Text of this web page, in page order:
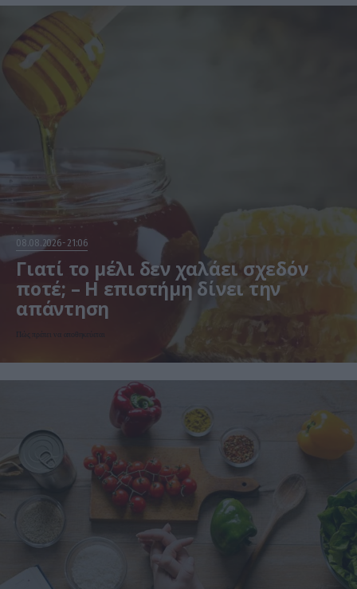
08.08.2026 21:06
Γιατί το μέλι δεν χαλάει σχεδόν
ποτέ; – Η επιστήμη δίνει την
απάντηση
Πώς πρέπει να αποθηκεύεται